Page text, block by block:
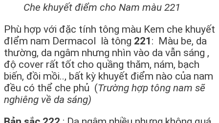
Che khuyết điểm cho Nam màu 221
Phù hợp với đặc tính tông màu Kem che khuyết
đIểm nam Dermacol là tông 221 : Màu be, da
thường, da ngâm nhưng nhìn vào da vẫn sáng ,
độ cover rất tốt cho quầng thăm, nám, bạch
biến, đồi mồi.., bất kỳ khuyết điểm nào của nam
đều có thể che phủ (Trường hợp tông nam sẽ
nghiêng về da sáng)